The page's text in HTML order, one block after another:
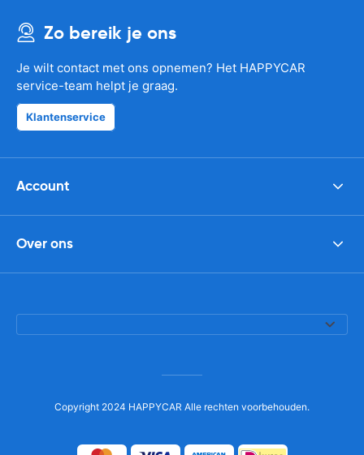
Zo bereik je ons
Je wilt contact met ons opnemen? Het HAPPYCAR
service-team helpt je graag.
Klantenservice
Account
Over ons
Copyright 2024 HAPPYCAR Alle rechten voorbehouden.